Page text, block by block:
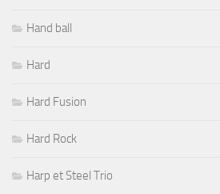
Hand ball
Hard
Hard Fusion
Hard Rock
Harp et Steel Trio